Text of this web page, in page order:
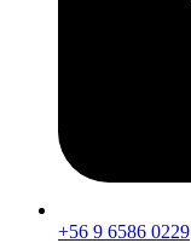
+56 9 6586 0229